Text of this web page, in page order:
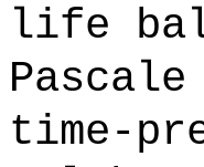
life
time-